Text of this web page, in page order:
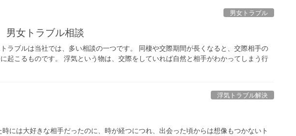
男女トラブル
女トラブル相談
ラブルは当社では、多い相談の一つです。 同棲や交際期間が長くなると、交際相手の
起こるものです。 浮気という物は、交際をしていれば自然と相手がわかってしまう行
浮気トラブル解決
には大好きな相手だったのに、時が経つにつれ、出会った頃からは想像もつかないト